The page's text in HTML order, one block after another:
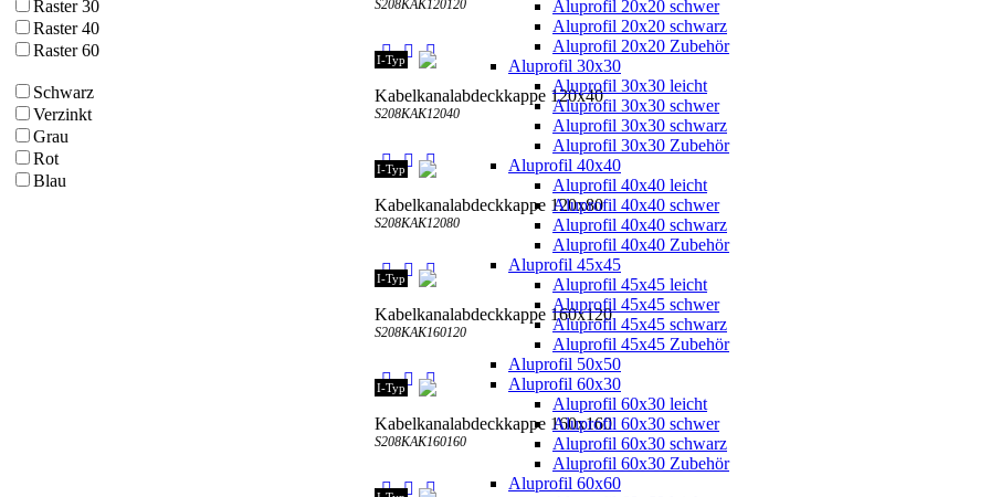
Aluprofil 20x20 schwer
Aluprofil 20x20 schwarz
Aluprofil 20x20 Zubehör
Aluprofil 30x30
Aluprofil 30x30 leicht
Aluprofil 30x30 schwer
Aluprofil 30x30 schwarz
Aluprofil 30x30 Zubehör
Aluprofil 40x40
Aluprofil 40x40 leicht
Aluprofil 40x40 schwer
Aluprofil 40x40 schwarz
Aluprofil 40x40 Zubehör
Aluprofil 45x45
Aluprofil 45x45 leicht
Aluprofil 45x45 schwer
Aluprofil 45x45 schwarz
Aluprofil 45x45 Zubehör
Aluprofil 50x50
Aluprofil 60x30
Aluprofil 60x30 leicht
Aluprofil 60x30 schwer
Aluprofil 60x30 schwarz
Aluprofil 60x30 Zubehör
Aluprofil 60x60
S208KAK120120
Kabelkanalabdeckkappe 120x40
S208KAK12040
I-Typ
Kabelkanalabdeckkappe 120x80
S208KAK12080
I-Typ
Kabelkanalabdeckkappe 160x120
S208KAK160120
I-Typ
Kabelkanalabdeckkappe 160x160
S208KAK160160
I-Typ
Raster 30
Raster 40
Raster 60
Schwarz
Verzinkt
Grau
Rot
Blau